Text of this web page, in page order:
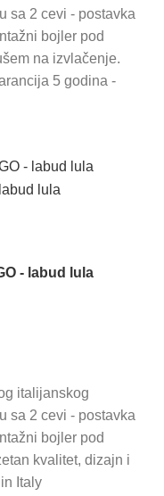
sa 2 cevi - postavka
bojler pod
na izvlačenje.
5 godina -
- labud lula
italijanskog
sa 2 cevi - postavka
bojler pod
kvalitet, dizajn i
Italy